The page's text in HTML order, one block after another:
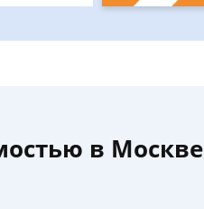
в Москве